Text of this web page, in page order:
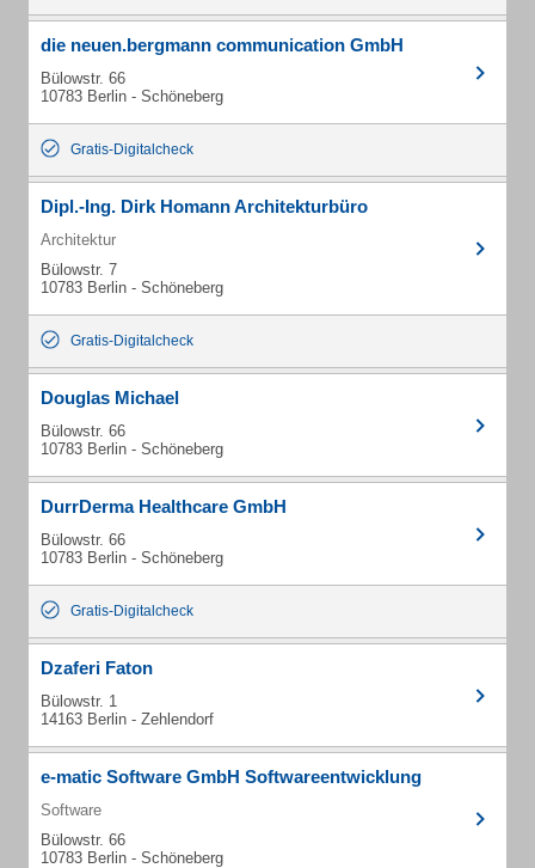
die neuen.bergmann communication GmbH
Bülowstr. 66
10783 Berlin - Schöneberg
Gratis-Digitalcheck
Dipl.-Ing. Dirk Homann Architekturbüro
Architektur
Bülowstr. 7
10783 Berlin - Schöneberg
Gratis-Digitalcheck
Douglas Michael
Bülowstr. 66
10783 Berlin - Schöneberg
DurrDerma Healthcare GmbH
Bülowstr. 66
10783 Berlin - Schöneberg
Gratis-Digitalcheck
Dzaferi Faton
Bülowstr. 1
14163 Berlin - Zehlendorf
e-matic Software GmbH Softwareentwicklung
Software
Bülowstr. 66
10783 Berlin - Schöneberg